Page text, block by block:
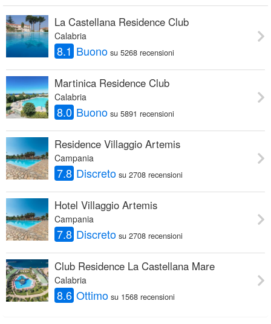
La Castellana Residence Club
Calabria
8.1 Buono su 5268 recensioni
Martinica Residence Club
Calabria
8.0 Buono su 5891 recensioni
Residence Villaggio Artemis
Campania
7.8 Discreto su 2708 recensioni
Hotel Villaggio Artemis
Campania
7.8 Discreto su 2708 recensioni
Club Residence La Castellana Mare
Calabria
8.6 Ottimo su 1568 recensioni